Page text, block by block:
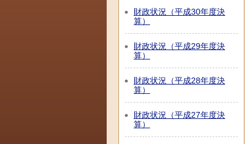
財政状況（平成30年度決
算）
財政状況（平成29年度決
算）
財政状況（平成28年度決
算）
財政状況（平成27年度決
算）